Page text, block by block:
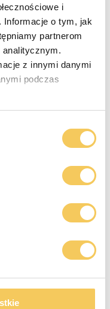
i
Informacje o tym, jak
partnerom
analitycznym.
z innymi danymi
podczas
o specjalistach,
lepiej rozumieć
funkcjonowanie.
i jego rola w
terapeutycznym